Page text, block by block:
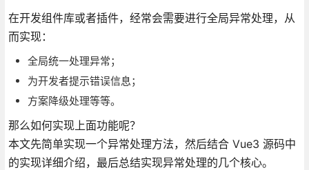
在开发组件库或者插件，经常会需要进行全局异常处理，从
而实现：
全局统一处理异常；
为开发者提示错误信息；
方案降级处理等等。
那么如何实现上面功能呢？
本文先简单实现一个异常处理方法，然后结合 Vue3 源码中
的实现详细介绍，最后总结实现异常处理的几个核心。